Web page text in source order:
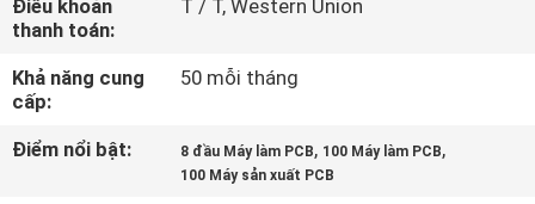
NHÀ
MÁY
KIỂM
Điều khoản
thanh toán:
T / T, Western Union
Khả năng cung
cấp:
50 mỗi tháng
Điểm nổi bật: 8 đầu Máy làm PCB, 100 Máy làm PCB,
100 Máy sản xuất PCB